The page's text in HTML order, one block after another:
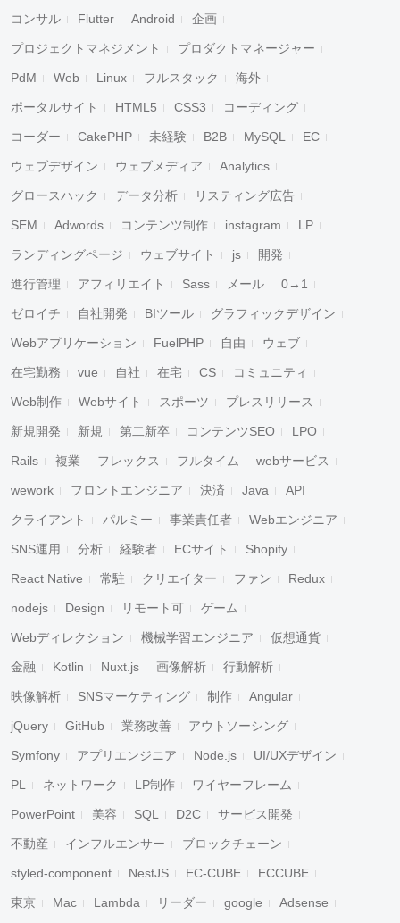
コンサル Flutter Android 企画
プロジェクトマネジメント プロダクトマネージャー
PdM Web Linux フルスタック 海外
ポータルサイト HTML5 CSS3 コーディング
コーダー CakePHP 未経験 B2B MySQL EC
ウェブデザイン ウェブメディア Analytics
グロースハック データ分析 リスティング広告
SEM Adwords コンテンツ制作 instagram LP
ランディングページ ウェブサイト js 開発
進行管理 アフィリエイト Sass メール 0→1
ゼロイチ 自社開発 BIツール グラフィックデザイン
Webアプリケーション FuelPHP 自由 ウェブ
在宅勤務 vue 自社 在宅 CS コミュニティ
Web制作 Webサイト スポーツ プレスリリース
新規開発 新規 第二新卒 コンテンツSEO LPO
Rails 複業 フレックス フルタイム webサービス
wework フロントエンジニア 決済 Java API
クライアント パルミー 事業責任者 Webエンジニア
SNS運用 分析 経験者 ECサイト Shopify
React Native 常駐 クリエイター ファン Redux
nodejs Design リモート可 ゲーム
Webディレクション 機械学習エンジニア 仮想通貨
金融 Kotlin Nuxt.js 画像解析 行動解析
映像解析 SNSマーケティング 制作 Angular
jQuery GitHub 業務改善 アウトソーシング
Symfony アプリエンジニア Node.js UI/UXデザイン
PL ネットワーク LP制作 ワイヤーフレーム
PowerPoint 美容 SQL D2C サービス開発
不動産 インフルエンサー ブロックチェーン
styled-component NestJS EC-CUBE ECCUBE
東京 Mac Lambda リーダー google Adsense